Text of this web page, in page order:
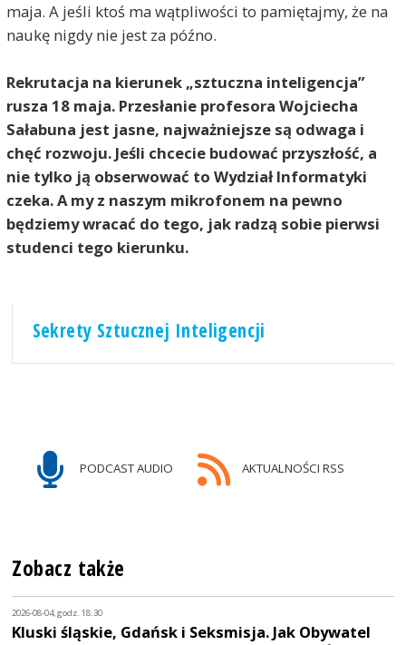
maja. A jeśli ktoś ma wątpliwości to pamiętajmy, że na
naukę nigdy nie jest za późno.
Rekrutacja na kierunek „sztuczna inteligencja”
rusza 18 maja. Przesłanie profesora Wojciecha
Sałabuna jest jasne, najważniejsze są odwaga i
chęć rozwoju. Jeśli chcecie budować przyszłość, a
nie tylko ją obserwować to Wydział Informatyki
czeka. A my z naszym mikrofonem na pewno
będziemy wracać do tego, jak radzą sobie pierwsi
studenci tego kierunku.
Sekrety Sztucznej Inteligencji
PODCAST AUDIO AKTUALNOŚCI RSS
Zobacz także
2026-08-04, godz. 18:30
Kluski śląskie, Gdańsk i Seksmisja. Jak Obywatel